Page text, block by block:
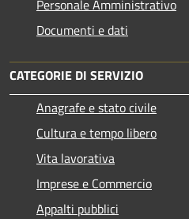
Personale Amministrativo
Documenti e dati
CATEGORIE DI SERVIZIO
Anagrafe e stato civile
Cultura e tempo libero
Vita lavorativa
Imprese e Commercio
Appalti pubblici